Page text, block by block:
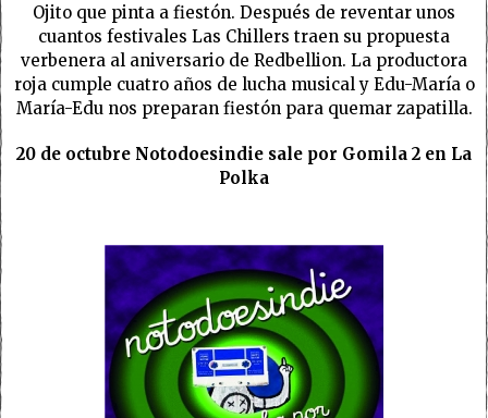
Ojito que pinta a fiestón. Después de reventar unos
cuantos festivales Las Chillers traen su propuesta
verbenera al aniversario de Redbellion. La productora
roja cumple cuatro años de lucha musical y Edu-María o
María-Edu nos preparan fiestón para quemar zapatilla.
20 de octubre Notodoesindie sale por Gomila 2 en La
Polka